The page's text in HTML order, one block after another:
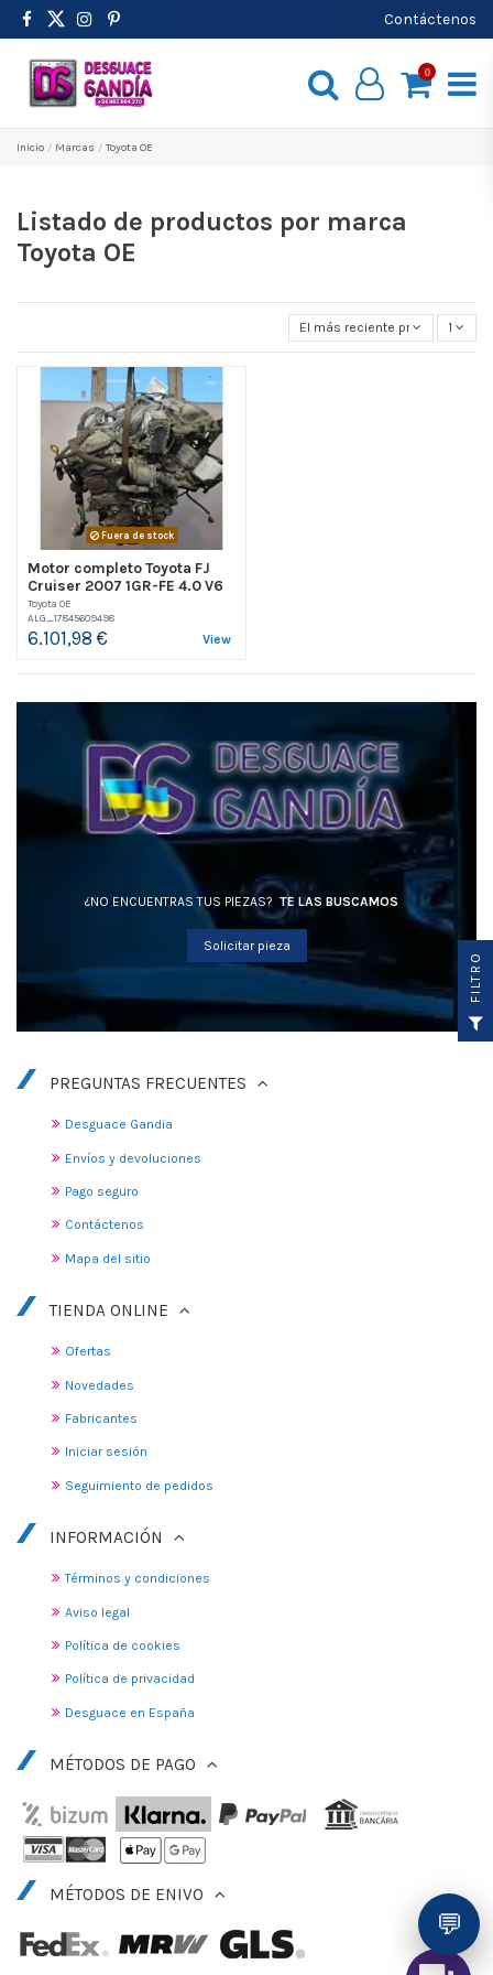
Contáctenos
0
Inicio Marcas Toyota OE
Listado de productos por marca
Toyota OE
El más reciente primero 1
Fuera de stock
Motor completo Toyota FJ
Cruiser 2007 1GR-FE 4.0 V6
Toyota OE
ALG_17845609498
6.101,98 € View
¿NO ENCUENTRAS TUS PIEZAS? TE LAS BUSCAMOS
Solicitar pieza
PREGUNTAS FRECUENTES
Desguace Gandia
Envíos y devoluciones
Pago seguro
Contáctenos
Mapa del sitio
TIENDA ONLINE
Ofertas
Novedades
Fabricantes
Iniciar sesión
Seguimiento de pedidos
INFORMACIÓN
Términos y condiciones
Aviso legal
Política de cookies
Política de privacidad
Desguace en España
MÉTODOS DE PAGO
MÉTODOS DE ENIVO
💬
O